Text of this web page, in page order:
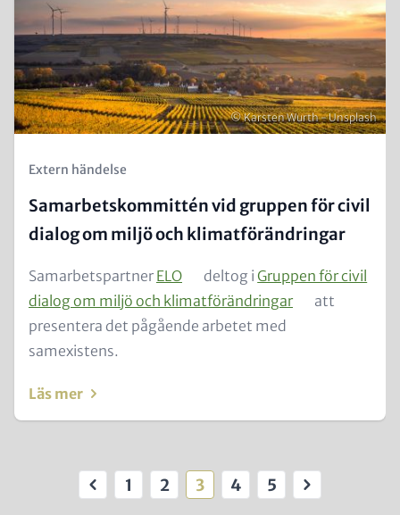
Copyright
© Karsten Wurth - Unsplash
Kicker
Extern händelse
Samarbetskommittén vid gruppen för civil
dialog om miljö och klimatförändringar
Text
for
Teaser
and
Samarbetspartner ELO deltog i Gruppen för civil
dialog om miljö och klimatförändringar
att
presentera det pågående arbetet med
samexistens.
Läs mer
Paginering
Föregående
Första
1
Sida
2
Nuvarande
3
Sida
4
Sista
5
Nästa